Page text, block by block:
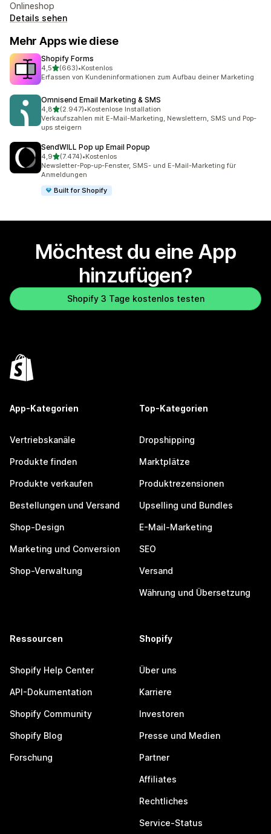
Onlineshop
Details sehen
Mehr Apps wie diese
Shopify Forms
4,5von 5 Sternen
(663)
663 Rezensionen insgesamt
•Kostenlos
Erfassen von Kundeninformationen zum Aufbau deiner Marketing
Omnisend Email Marketing & SMS
4,8von 5 Sternen
(2.947)
2947 Rezensionen insgesamt
•Kostenlose Installation
Verkaufszahlen mit E-Mail-Marketing, Newslettern, SMS und Pop-
ups steigern
SendWILL Pop up Email Popup
4,9von 5 Sternen
(7.474)
7474 Rezensionen insgesamt
•Kostenlos
Newsletter-Pop-up-Fenster, SMS- und E-Mail-Marketing für
Anmeldungen
Built for Shopify
Möchtest du eine App
hinzufügen?
Shopify 3 Tage kostenlos testen
App-Kategorien
Vertriebskanäle
Produkte finden
Produkte verkaufen
Bestellungen und Versand
Shop-Design
Marketing und Conversion
Shop-Verwaltung
Top-Kategorien
Dropshipping
Marktplätze
Produktrezensionen
Upselling und Bundles
E-Mail-Marketing
SEO
Versand
Währung und Übersetzung
Ressourcen
Shopify Help Center
API-Dokumentation
Shopify Community
Shopify Blog
Forschung
Shopify
Über uns
Karriere
Investoren
Presse und Medien
Partner
Affiliates
Rechtliches
Service-Status